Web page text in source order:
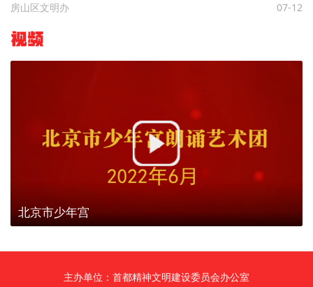
房山区文明办 07-12
视频
北京市少年宫
主办单位：首都精神文明建设委员会办公室